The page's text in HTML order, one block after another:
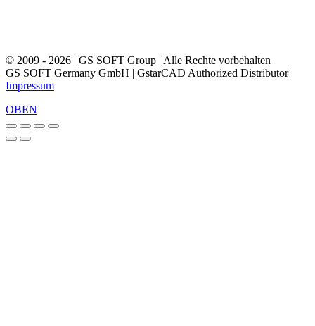
© 2009 - 2026 | GS SOFT Group | Alle Rechte vorbehalten
GS SOFT Germany GmbH | GstarCAD Authorized Distributor |
Impressum
OBEN